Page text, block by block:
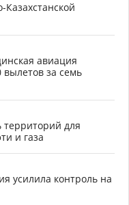
авиация
вылетов за семь
территорий для
и газа
усилила контроль на